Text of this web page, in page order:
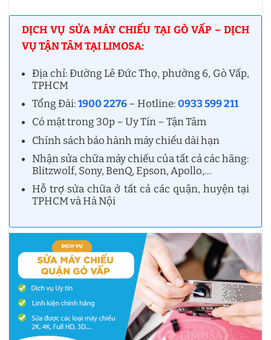
DỊCH VỤ SỬA MÁY CHIẾU TẠI GÒ VẤP – DỊCH
VỤ TẬN TÂM TẠI LIMOSA:
Địa chỉ: Đường Lê Đức Thọ, phường 6, Gò Vấp,
TPHCM
Tổng Đài:1900 2276– Hotline:0933 599 211
Có mặt trong 30p – Uy Tín – Tận Tâm
Chính sách bảo hành máy chiếu dài hạn
Nhận sửa chữa máy chiếu của tất cả các hãng:
Blitzwolf, Sony, BenQ, Epson, Apollo,…
Hỗ trợ sửa chữa ở tất cả các quận, huyện tại
TPHCM và Hà Nội